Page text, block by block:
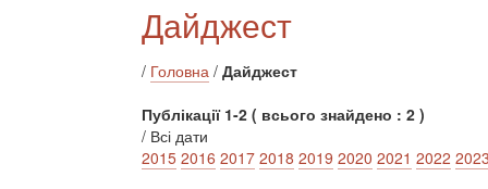
Дайджест
/ Головна / Дайджест
Публікації 1-2 ( всього знайдено : 2 )
/ Всі дати
2015 2016 2017 2018 2019 2020 2021 2022